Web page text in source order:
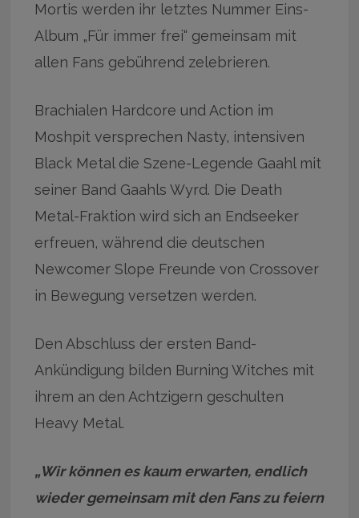
Mortis werden ihr letztes Nummer Eins-
Album „Für immer frei“ gemeinsam mit
allen Fans gebührend zelebrieren.
Brachialen Hardcore und Action im
Moshpit versprechen Nasty, intensiven
Black Metal die Szene-Legende Gaahl mit
seiner Band Gaahls Wyrd. Die Death
Metal-Fraktion wird sich an Endseeker
erfreuen, während die deutschen
Newcomer Slope Freunde von Crossover
in Bewegung versetzen werden.
Den Abschluss der ersten Band-
Ankündigung bilden Burning Witches mit
ihrem an den Achtzigern geschulten
Heavy Metal.
„Wir können es kaum erwarten, endlich
wieder gemeinsam mit den Fans zu feiern